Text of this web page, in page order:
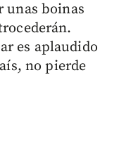
unas boinas
es aplaudido
no pierde